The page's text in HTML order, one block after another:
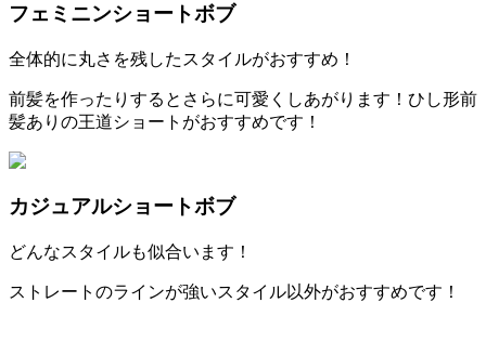
フェミニンショートボブ
全体的に丸さを残したスタイルがおすすめ！
前髪を作ったりするとさらに可愛くしあがります！ひし形前
髪ありの王道ショートがおすすめです！
カジュアルショートボブ
どんなスタイルも似合います！
ストレートのラインが強いスタイル以外がおすすめです！